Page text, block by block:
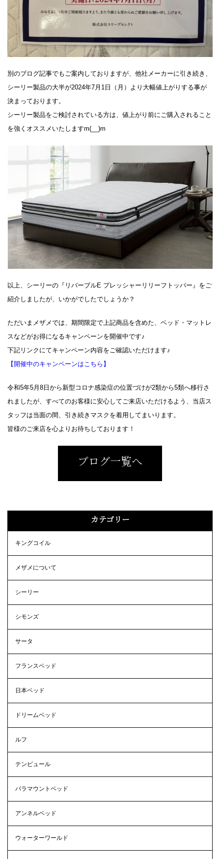
別のブログ記事でもご案内しておりますが、他社メーカーに引き続き、
シーリー製品の大半が2024年7月1日（月）より大幅値上がりする事が
決まっております。
シーリー製品をご検討されている方は、値上がり前にご購入されること
を強くオススメいたしますm(__)m
以上、シーリーの『リバーブルE プレッシャーリリーフトッパー』をご
紹介しましたが、いかがでしたでしょうか？
ただいまメザメでは、期間限定で上記商品を含めた、ベッド・マットレ
スなどがお得になるキャンペーンを開催中です♪
下記リンクにてキャンペーン内容をご確認いただけます♪
【開催中のキャンペーンはこちら】
令和5年5月8日から新型コロナ感染症の位置づけが2類から5類へ移行さ
れましたが、すべてのお客様に安心してご来店いただけるよう、当店ス
タッフは当面の間、引き続きマスクを着用してまいります。
皆様のご来店を心よりお待ちしております！
ブログ一覧へ
カテゴリー
キングコイル
メザメについて
シーリー
シモンズ
サータ
フランスベッド
日本ベッド
ドリームベッド
ルフ
テンピュール
パラマウントベッド
アンネルベッド
ウォーターワールド